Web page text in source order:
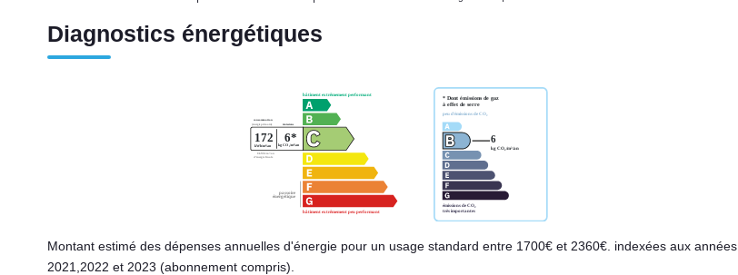
Diagnostics énergétiques
Montant estimé des dépenses annuelles d'énergie pour un usage standard entre 1700€ et 2360€. indexées aux années
2021,2022 et 2023 (abonnement compris).